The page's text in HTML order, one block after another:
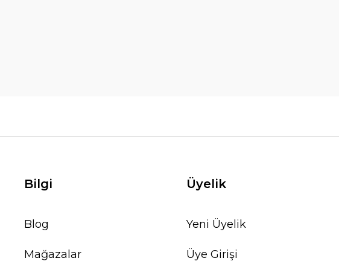
Bilgi
Blog
Mağazalar
Üyelik
Yeni Üyelik
Üye Girişi